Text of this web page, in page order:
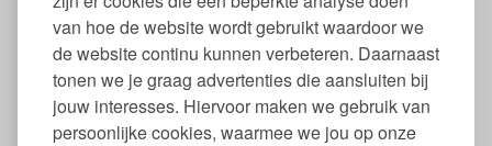
van hoe de website wordt gebruikt waardoor we
de website continu kunnen verbeteren. Daarnaast
tonen we je graag advertenties die aansluiten bij
jouw interesses. Hiervoor maken we gebruik van
persoonlijke cookies, waarmee we jou op onze
Vegan
Natrue keurmerk
Gebruik Lavera natuurlijke vegan reiniging
Doe een klein beetje remover op een wattenschijfje of make-up